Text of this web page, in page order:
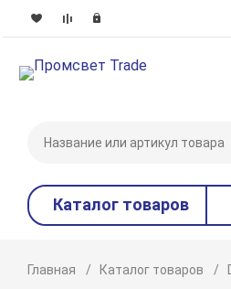
Каталог товаров
Главная Каталог товаров